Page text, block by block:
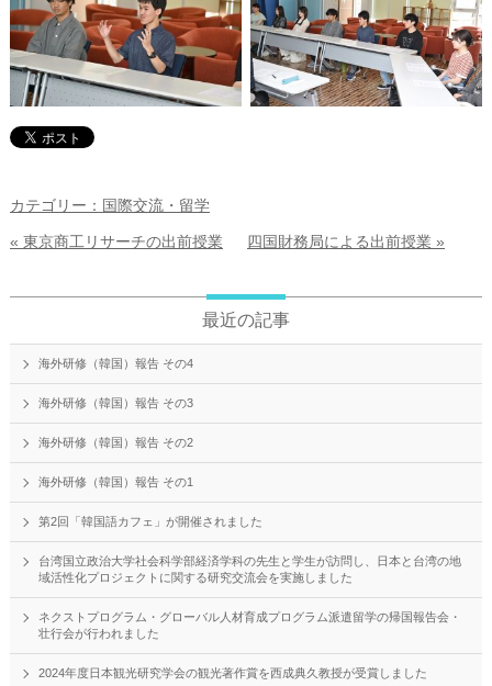
カテゴリー：国際交流・留学
« 東京商工リサーチの出前授業 四国財務局による出前授業 »
最近の記事
海外研修（韓国）報告 その4
海外研修（韓国）報告 その3
海外研修（韓国）報告 その2
海外研修（韓国）報告 その1
第2回「韓国語カフェ」が開催されました
台湾国立政治大学社会科学部経済学科の先生と学生が訪問し、日本と台湾の地
域活性化プロジェクトに関する研究交流会を実施しました
ネクストプログラム・グローバル人材育成プログラム派遣留学の帰国報告会・
壮行会が行われました
2024年度日本観光研究学会の観光著作賞を西成典久教授が受賞しました